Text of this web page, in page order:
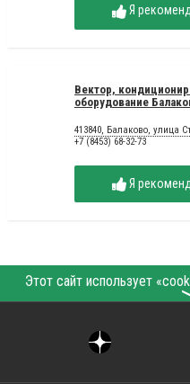
Я
Вектор,
оборудование
413840, Балаково, улица
+7 (8453) 68-32-73
Я